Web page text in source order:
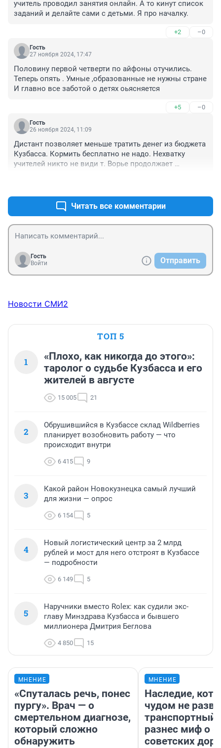
учитель проводил занятия онлайн. А то кинут список
заданий и делайте сами с детьми. Я про началку.
+2 –0
Гость
27 ноября 2024, 17:47
Половину первой четверти по айфоны отучились.
Теперь опять . Умные ,образованные не нужны стране
И главно все заботой о детях оьясняется
+5 –0
Гость
26 ноября 2024, 11:09
Дистант позволяет меньше тратить денег из бюджета
Кузбасса. Кормить бесплатно не надо. Нехватку
учителей никто не види т. Ворье продолжает
Читать все комментарии
Гость
Войти
Отправить
Новости СМИ2
ТОП 5
1
«Плохо, как никогда до этого»:
таролог о судьбе Кузбасса и его
жителей в августе
15 005 21
2
Обрушившийся в Кузбассе склад Wildberries
планирует возобновить работу — что
происходит внутри
6 415 9
3
Какой район Новокузнецка самый лучший
для жизни — опрос
6 154 5
4
Новый логистический центр за 2 млрд
рублей и мост для него отстроят в Кузбассе
— подробности
6 149 5
5
Наручники вместо Rolex: как судили экс-
главу Минздрава Кузбасса и бывшего
миллионера Дмитрия Беглова
4 850 15
МНЕНИЕ
«Спуталась речь, понес
пургу». Врач — о
смертельном диагнозе,
который сложно
обнаружить
МНЕНИЕ
Наследие,
чудом не
транспортный
разнес миф о
советских